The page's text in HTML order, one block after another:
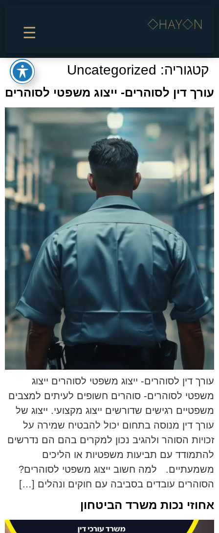
☰
קטגוריה: Uncategorized
עורך דין לסוהרים- ייצוג משפטי לסוהרים
עורך דין לסוהרים- ייצוג משפטי לסוהרים ייצוג
משפטי לסוהרים- סוהרים חשופים לעיתים למצבים
משפטיים רגישים שדורשים ייצוג מקצועי. ייצוג של
עורך דין מנוסה בתחום יכול להבטיח שמירה על
זכויות הסוהר ולהגיב נכון למקרים בהם הם נדרשים
להתמודד עם תביעות משפטיות או הליכים
משמעתיים. למה חשוב ייצוג משפטי לסוהרים?
הסוהרים עובדים בסביבה עם חוקים ונהלים […]
אחוזי נכות משרד הביטחון